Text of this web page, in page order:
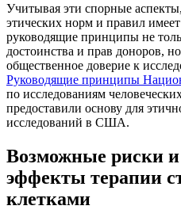
Учитывая эти спорные
этических норм и правил
руководящие принципы не
достоинства и прав доноров,
общественное доверие к
Руководящие принципы
по исследованиям
предоставили основу для
исследований в США.
Возможные риски
эффекты терапии
клетками